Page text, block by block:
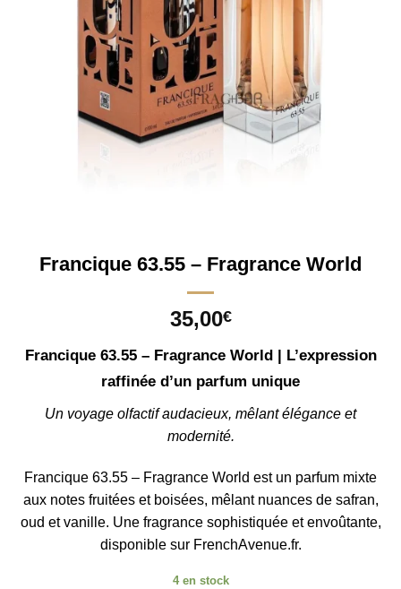
Francique 63.55 – Fragrance World
35,00€
Francique 63.55 – Fragrance World | L’expression
raffinée d’un parfum unique
Un voyage olfactif audacieux, mêlant élégance et
modernité.
Francique 63.55 – Fragrance World est un parfum mixte
aux notes fruitées et boisées, mêlant nuances de safran,
oud et vanille. Une fragrance sophistiquée et envoûtante,
disponible sur FrenchAvenue.fr.
4 en stock